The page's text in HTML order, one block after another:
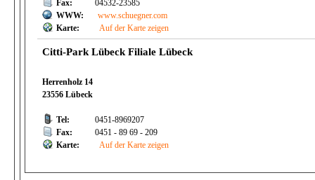
Fax:
04532-23585
WWW:
www.schuegner.com
Karte:
Auf der Karte zeigen
Citti-Park Lübeck Filiale Lübeck
Herrenholz 14
23556 Lübeck
Tel:
0451-8969207
Fax:
0451 - 89 69 - 209
Karte:
Auf der Karte zeigen